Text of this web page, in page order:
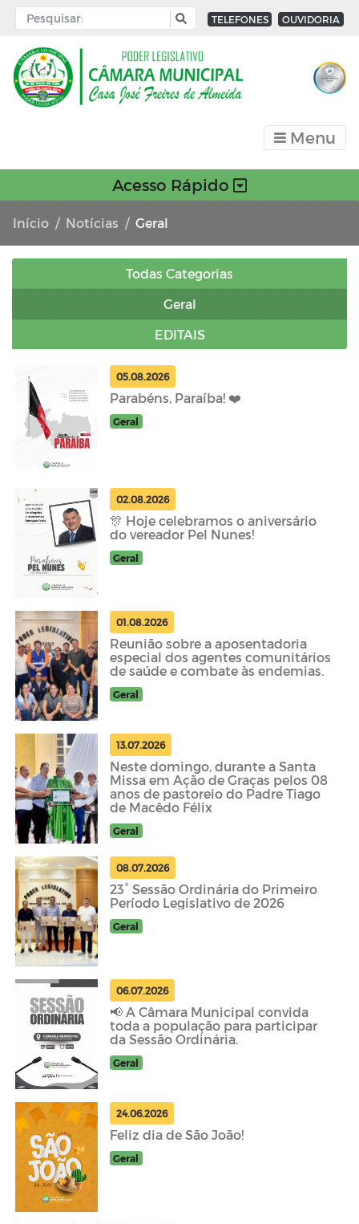
TELEFONES OUVIDORIA
Menu
Acesso Rápido
Início Notícias Geral
Todas Categorias
Geral
EDITAIS
05.08.2026
Parabéns, Paraíba! ❤️
Geral
02.08.2026
🎊 Hoje celebramos o aniversário
do vereador Pel Nunes!
Geral
01.08.2026
Reunião sobre a aposentadoria
especial dos agentes comunitários
de saúde e combate às endemias.
Geral
13.07.2026
Neste domingo, durante a Santa
Missa em Ação de Graças pelos 08
anos de pastoreio do Padre Tiago
de Macêdo Félix
Geral
08.07.2026
23° Sessão Ordinária do Primeiro
Período Legislativo de 2026
Geral
06.07.2026
📢 A Câmara Municipal convida
toda a população para participar
da Sessão Ordinária.
Geral
24.06.2026
Feliz dia de São João!
Geral